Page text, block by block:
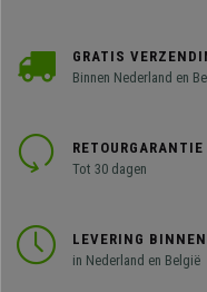
GRATIS
Binnen Nederland en
RETOURGARANTIE
Tot 30 dagen
LEVERING
in Nederland en België